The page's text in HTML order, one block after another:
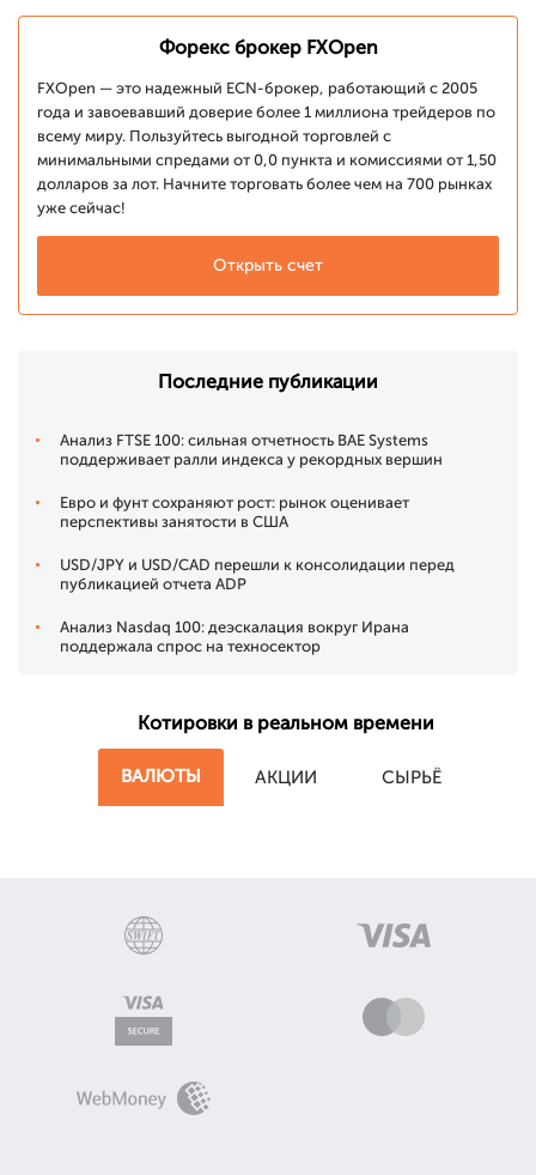
Форекс брокер FXOpen
FXOpen — это надежный ECN-брокер, работающий с 2005
года и завоевавший доверие более 1 миллиона трейдеров по
всему миру. Пользуйтесь выгодной торговлей с
минимальными спредами от 0,0 пункта и комиссиями от 1,50
долларов за лот. Начните торговать более чем на 700 рынках
уже сейчас!
Открыть счет
Последние публикации
Анализ FTSE 100: сильная отчетность BAE Systems
поддерживает ралли индекса у рекордных вершин
Евро и фунт сохраняют рост: рынок оценивает
перспективы занятости в США
USD/JPY и USD/CAD перешли к консолидации перед
публикацией отчета ADP
Анализ Nasdaq 100: деэскалация вокруг Ирана
поддержала спрос на техносектор
Котировки в реальном времени
ВАЛЮТЫ АКЦИИ СЫРЬЁ